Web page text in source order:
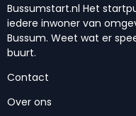
Bussumstart.nl Het
iedere inwoner van
Bussum. Weet wat er
buurt.
Contact
Over ons